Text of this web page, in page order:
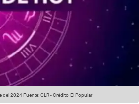
del 2024 Fuente: GLR-Crédito: El Popular